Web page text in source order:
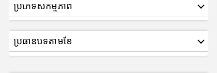
ប្រភេទសកម្មភាព
ប្រធានបទតាមខែ